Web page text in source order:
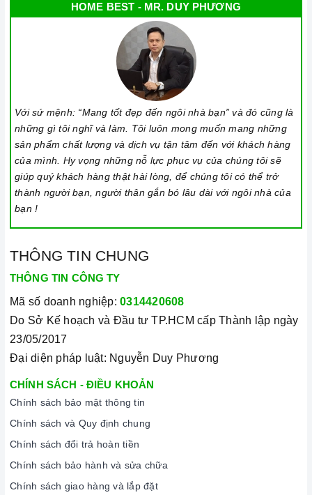
HOME BEST - MR. DUY PHƯƠNG
Với sứ mệnh: “Mang tốt đẹp đến ngôi nhà bạn” và đó cũng là
những gì tôi nghĩ và làm. Tôi luôn mong muốn mang những
sản phẩm chất lượng và dịch vụ tận tâm đến với khách hàng
của mình. Hy vọng những nỗ lực phục vụ của chúng tôi sẽ
giúp quý khách hàng thật hài lòng, để chúng tôi có thể trở
thành người bạn, người thân gắn bó lâu dài với ngôi nhà của
bạn !
THÔNG TIN CHUNG
THÔNG TIN CÔNG TY
Mã số doanh nghiệp: 0314420608
Do Sở Kế hoạch và Đầu tư TP.HCM cấp Thành lập ngày
23/05/2017
Đại diện pháp luật: Nguyễn Duy Phương
CHÍNH SÁCH - ĐIỀU KHOẢN
Chính sách bảo mật thông tin
Chính sách và Quy định chung
Chính sách đổi trả hoàn tiền
Chính sách bảo hành và sửa chữa
Chính sách giao hàng và lắp đặt